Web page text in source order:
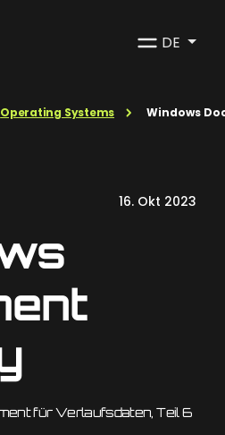
DE
Operating Systems Windows
16. Okt 2023
für Verlaufsdaten, Teil 6